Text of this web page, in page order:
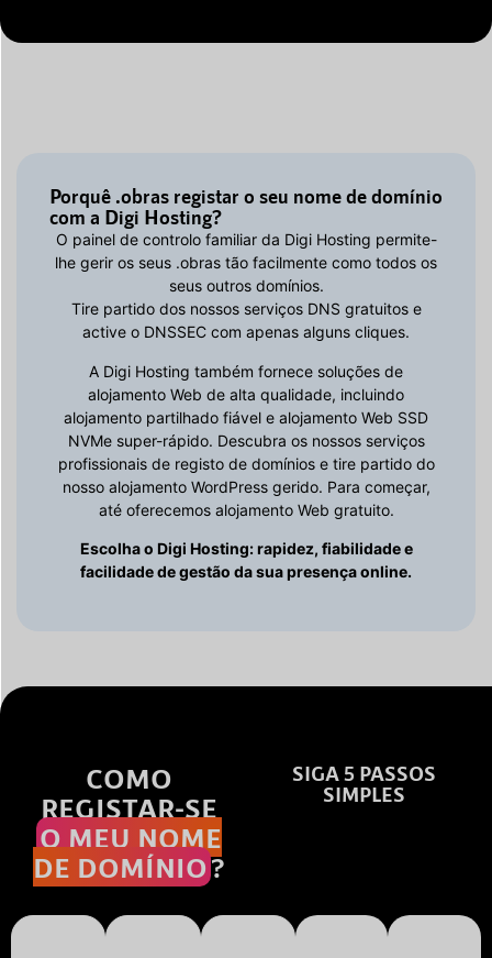
Porquê .obras registar o seu nome de domínio
com a Digi Hosting?
O painel de controlo familiar da Digi Hosting permite-
lhe gerir os seus .obras tão facilmente como todos os
seus outros domínios.
Tire partido dos nossos serviços DNS gratuitos e
active o DNSSEC com apenas alguns cliques.
A Digi Hosting também fornece soluções de
alojamento Web de alta qualidade, incluindo
alojamento partilhado fiável e alojamento Web SSD
NVMe super-rápido. Descubra os nossos serviços
profissionais de registo de domínios e tire partido do
nosso alojamento WordPress gerido. Para começar,
até oferecemos alojamento Web gratuito.
Escolha o Digi Hosting: rapidez, fiabilidade e
facilidade de gestão da sua presença online.
COMO
REGISTAR-SE
O MEU NOME
DE DOMÍNIO?
SIGA 5 PASSOS
SIMPLES